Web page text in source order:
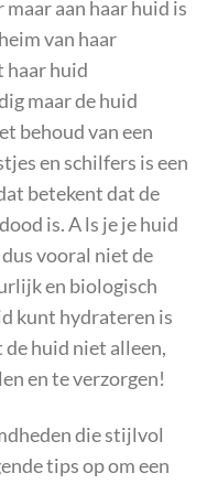
aan haar huid is
van haar
haar huid
maar de huid
behoud van een
en schilfers is een
betekent dat de
is. A ls je je huid
vooral niet de
en biologisch
kunt hydrateren is
huid niet alleen,
en te verzorgen!
die stijlvol
tips op om een